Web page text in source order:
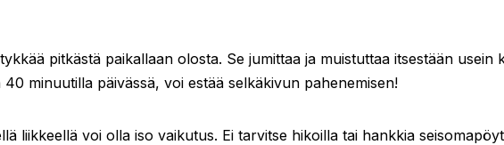
pitkästä paikallaan olosta. Se jumittaa ja muistuttaa itsestään usein
40 minuutilla päivässä, voi estää selkäkivun pahenemisen!
liikkeellä voi olla iso vaikutus. Ei tarvitse hikoilla tai hankkia